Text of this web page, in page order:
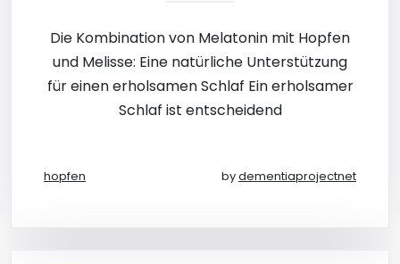
Die Kombination von Melatonin mit Hopfen
und Melisse: Eine natürliche Unterstützung
für einen erholsamen Schlaf Ein erholsamer
Schlaf ist entscheidend
hopfen bydementiaprojectnet